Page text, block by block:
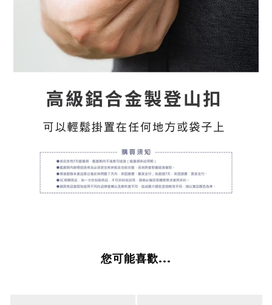
您可能喜歡...